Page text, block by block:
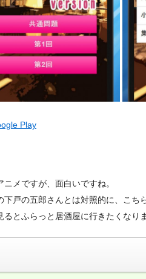
ニメですが、面白いですね。
下戸の五郎さんとは対照的に、こち
るとふらっと居酒屋に行きたくなりま